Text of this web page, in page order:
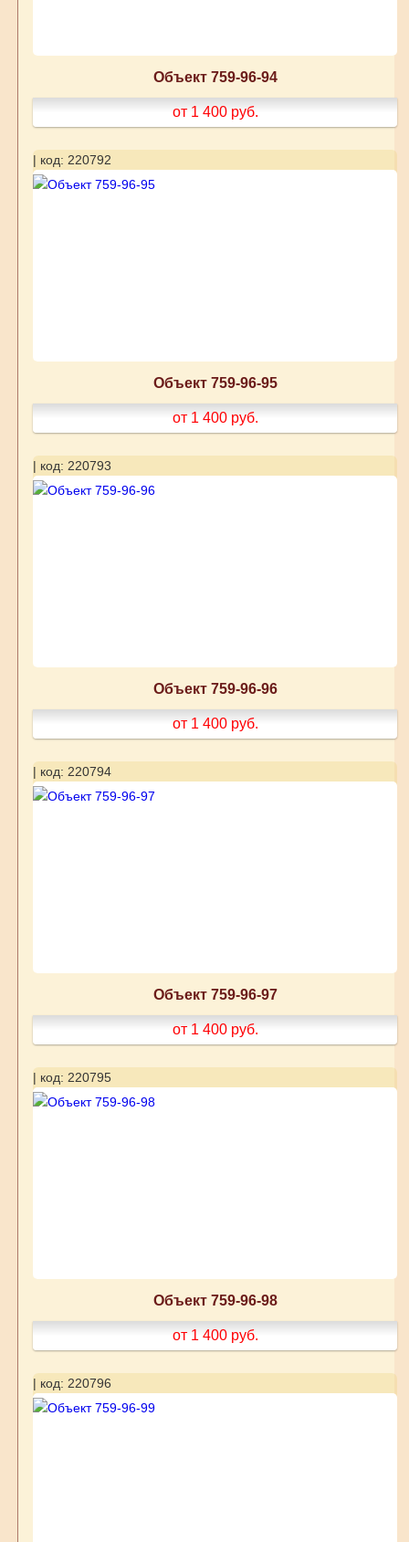
Объект 759-96-94
от 1 400 руб.
| код: 220792
Объект 759-96-95
от 1 400 руб.
| код: 220793
Объект 759-96-96
от 1 400 руб.
| код: 220794
Объект 759-96-97
от 1 400 руб.
| код: 220795
Объект 759-96-98
от 1 400 руб.
| код: 220796